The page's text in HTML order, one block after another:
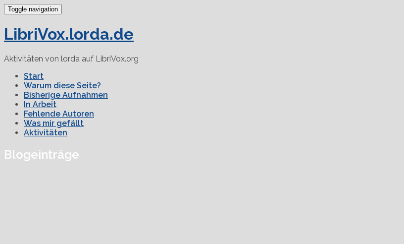
Toggle navigation
LibriVox.lorda.de
Aktivitäten von lorda auf LibriVox.org
Start
Warum diese Seite?
Bisherige Aufnahmen
In Arbeit
Fehlende Autoren
Was mir gefällt
Aktivitäten
Blogeinträge